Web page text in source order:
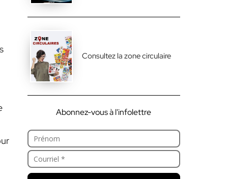
Consultez la zone circulaire
Abonnez-vous à l'infolettre